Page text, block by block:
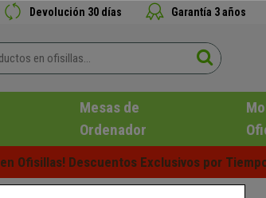
Devolución 30 días Garantía 3 años
Mesas de
Ordenador
Ofisillas! Descuentos Exclusivos por